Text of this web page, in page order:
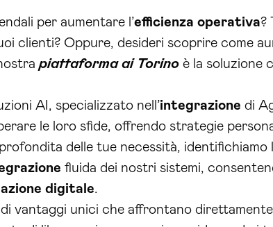
per aumentare l’efficienza operativa?
clienti? Oppure, desideri scoprire come
piattaforma ai Torino è la soluzione
AI, specializzato nell’integrazione di
le loro sfide, offrendo strategie
delle tue necessità, identifichiamo
fluida dei nostri sistemi,
digitale.
vantaggi unici che affrontano